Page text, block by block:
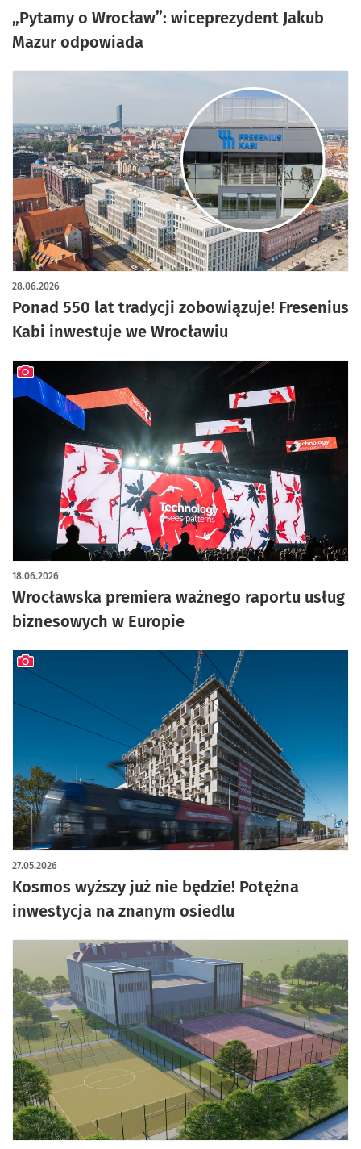
„Pytamy o Wrocław”: wiceprezydent Jakub
Mazur odpowiada
Ponad 550 lat tradycji zobowiązuje! Fresenius
Kabi inwestuje we Wrocławiu
28.06.2026
Wrocławska premiera ważnego raportu usług
biznesowych w Europie
18.06.2026
artykuł z galerią zdjęć
Kosmos wyższy już nie będzie! Potężna
inwestycja na znanym osiedlu
27.05.2026
artykuł z galerią zdjęć